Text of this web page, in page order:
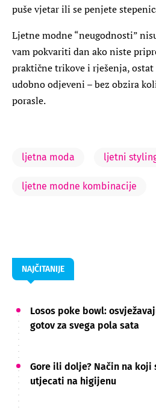
puše vjetar ili se penjete
Ljetne modne “neugodnosti”
vam pokvariti dan ako niste
praktične trikove i rješenja,
udobno odjeveni – bez obzira
porasle.
ljetna moda ljetni
ljetne modne kombinacije
NAJČITANIJE
Losos poke bowl:
gotov za svega pola sata
Gore ili dolje? Način na koji
utjecati na higijenu